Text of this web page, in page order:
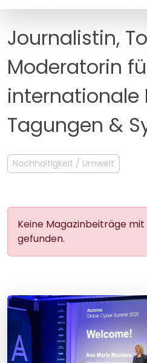
MANAGEMENT
Journalistin,
Moderatorin
internationale
Tagungen &
Nachhaltigkeit / Umwelt
Keine Magazinbeiträge
gefunden.